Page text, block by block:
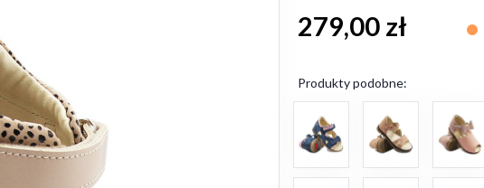
279,00 zł
Produkty podobne: